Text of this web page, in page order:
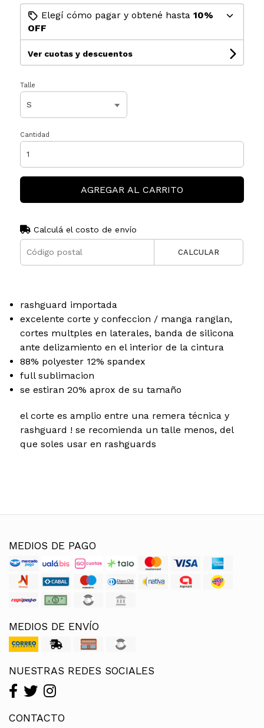
Elegí cómo pagar y obtené hasta 10%
OFF
Ver cuotas y descuentos
Talle
Cantidad
AGREGAR AL CARRITO
Calculá el costo de envío
CALCULAR
rashguard importada
excelente corte y confeccion / manga ranglan,
cortes multples en laterales, banda de silicona
ante delizamiento en el interior de la cintura
88% polyester 12% spandex
full sublimacion
se estiran 20% aprox de su tamaño
el corte es amplio entre una remera técnica y
rashguard ! se recomienda un talle menos, del
que soles usar en rashguards
MEDIOS DE PAGO
MEDIOS DE ENVÍO
NUESTRAS REDES SOCIALES
CONTACTO